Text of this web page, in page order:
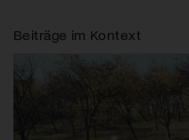
Beiträge im Kontext